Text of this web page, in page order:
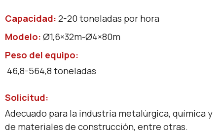
Capacidad: 2-20 toneladas por hora
Modelo: Ø1,6×32m-Ø4×80m
Peso del equipo:
46,8-564,8 toneladas
Solicitud:
Adecuado para la industria metalúrgica, química y
de materiales de construcción, entre otras.